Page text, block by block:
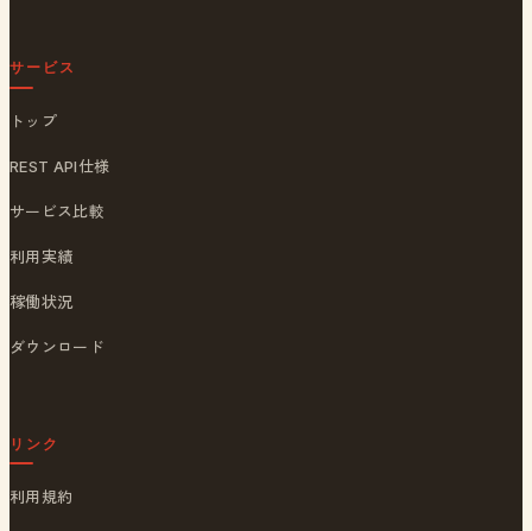
サービス
トップ
REST API仕様
サービス比較
利用実績
稼働状況
ダウンロード
リンク
利用規約